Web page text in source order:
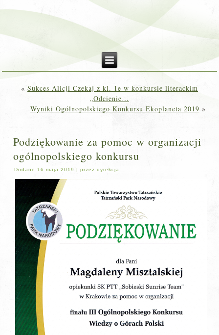
« Sukces Alicji Czekaj z kl. 1e w konkursie literackim
„Odcienie…
Wyniki Ogólnopolskiego Konkursu Ekoplaneta 2019 »
Podziękowanie za pomoc w organizacji
ogólnopolskiego konkursu
Dodane 16 maja 2019 |przez dyrekcja